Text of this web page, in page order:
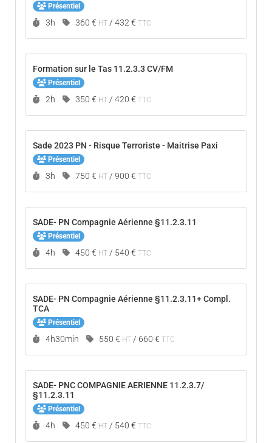
Présentiel
Durée :
3h 360 € HT / 432 € TTC
Formation sur le Tas 11.2.3.3 CV/FM
Présentiel
Durée :
2h 350 € HT / 420 € TTC
Sade 2023 PN - Risque Terroriste - Maitrise Paxi
Présentiel
Durée :
3h 750 € HT / 900 € TTC
SADE- PN Compagnie Aérienne §11.2.3.11
Présentiel
Durée :
4h 450 € HT / 540 € TTC
SADE- PN Compagnie Aérienne §11.2.3.11+ Compl.
TCA
Présentiel
Durée :
4h30min 550 € HT / 660 € TTC
SADE- PNC COMPAGNIE AERIENNE 11.2.3.7/
§11.2.3.11
Présentiel
Durée :
4h 450 € HT / 540 € TTC